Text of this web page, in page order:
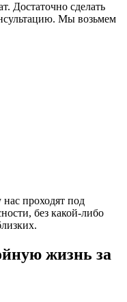
Достаточно сделать
Мы возьмем
проходят под
без какой-либо
жизнь за